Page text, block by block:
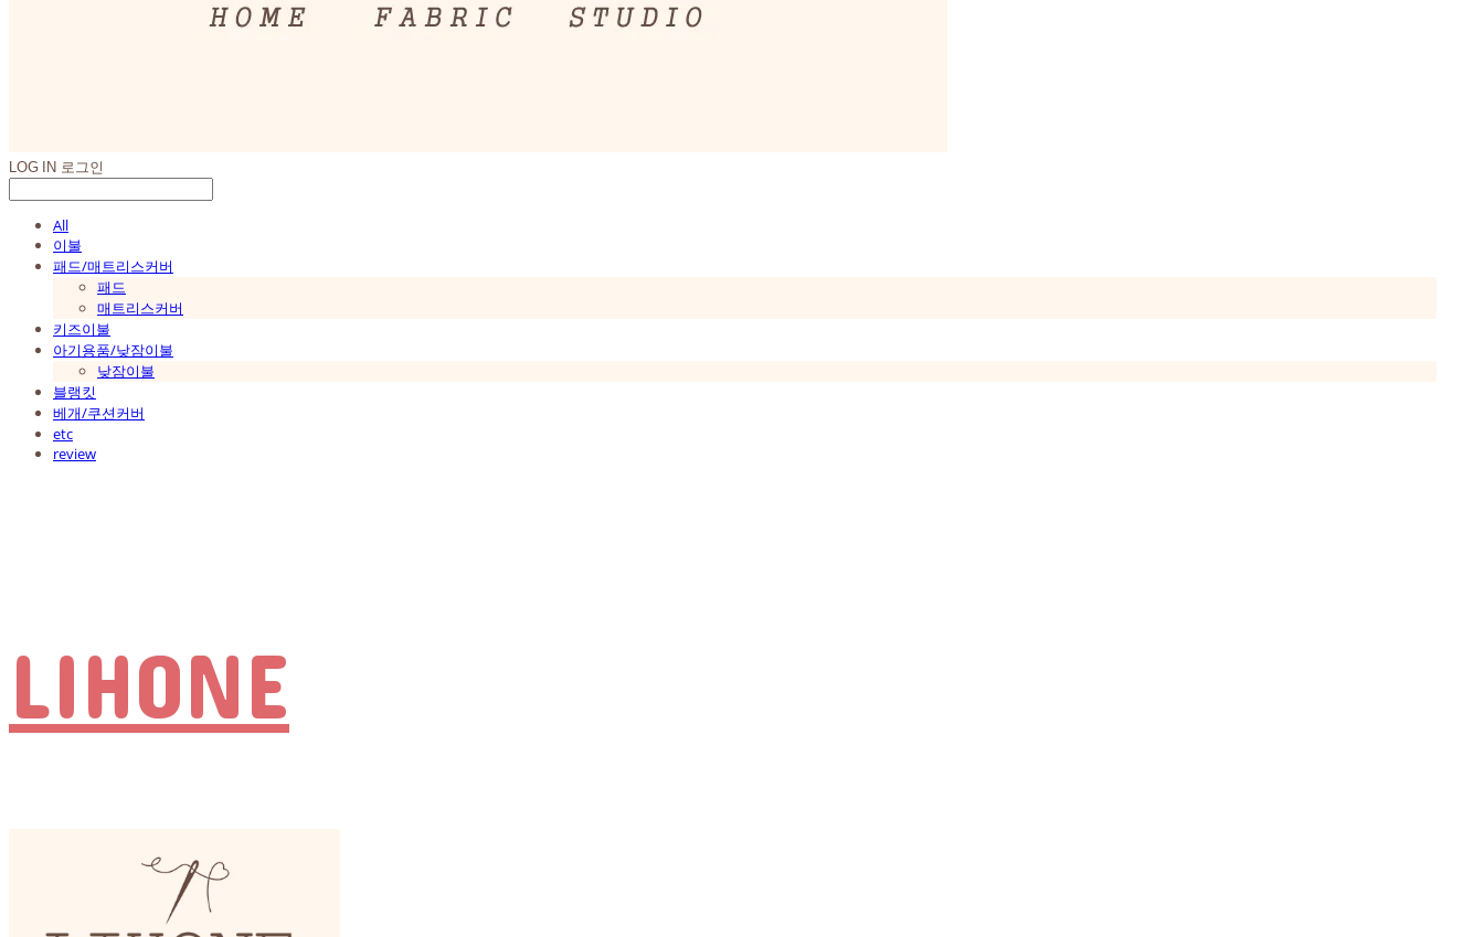
LOG IN 로그인
All
이불
패드/매트리스커버
패드
매트리스커버
키즈이불
아기용품/낮잠이불
낮잠이불
블랭킷
베개/쿠션커버
etc
review
LIHONE